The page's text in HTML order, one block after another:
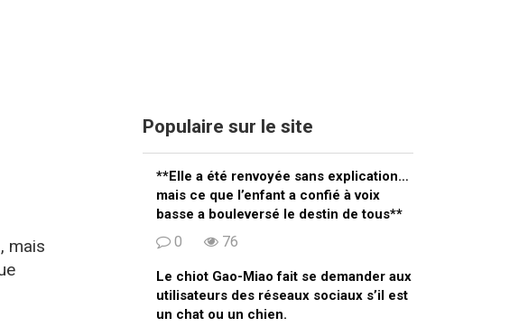
mais
Populaire sur le site
**Elle a été renvoyée sans explication…
mais ce que l’enfant a confié à voix
basse a bouleversé le destin de tous**
0 76
Le chiot Gao-Miao fait se demander aux
utilisateurs des réseaux sociaux s’il est
un chat ou un chien.